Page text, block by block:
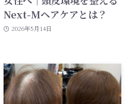
Next-Mヘアケアとは？
2026年5月14日